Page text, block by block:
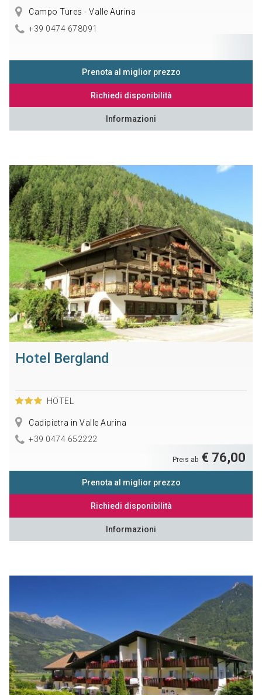
Campo Tures - Valle Aurina
+39 0474 678091
Prenota al miglior prezzo
Richiedi disponibilità
Informazioni
Hotel Bergland
HOTEL
Cadipietra in Valle Aurina
+39 0474 652222
Preis ab € 76,00
Prenota al miglior prezzo
Richiedi disponibilità
Informazioni